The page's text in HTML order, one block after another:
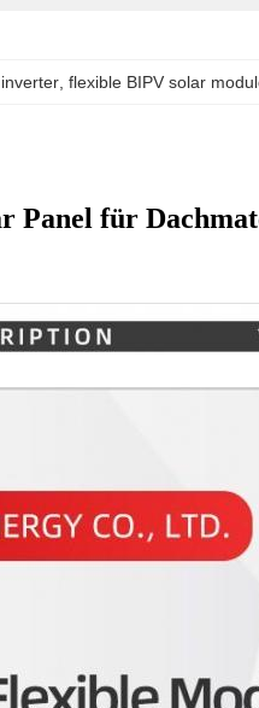
, flexible BIPV solar
Panel für